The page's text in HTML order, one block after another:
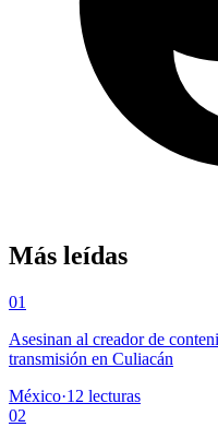
Más leídas
01
Asesinan al creador de
transmisión en Culiacán
México·12 lecturas
02